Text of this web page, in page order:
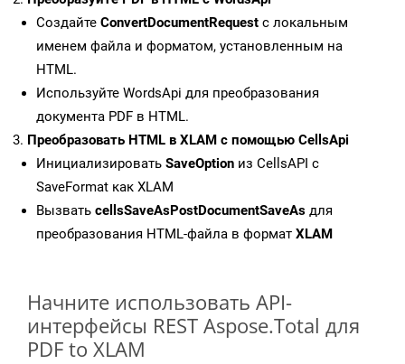
Создайте ConvertDocumentRequest с локальным
именем файла и форматом, установленным на
HTML.
Используйте WordsApi для преобразования
документа PDF в HTML.
Преобразовать HTML в XLAM с помощью CellsApi
Инициализировать SaveOption из CellsAPI с
SaveFormat как XLAM
Вызвать cellsSaveAsPostDocumentSaveAs для
преобразования HTML-файла в формат XLAM
Начните использовать API-
интерфейсы REST Aspose.Total для
PDF to XLAM